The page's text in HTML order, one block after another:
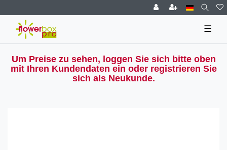
☰
Um Preise zu sehen, loggen Sie sich bitte oben
mit Ihren Kundendaten ein oder registrieren Sie
sich als Neukunde.